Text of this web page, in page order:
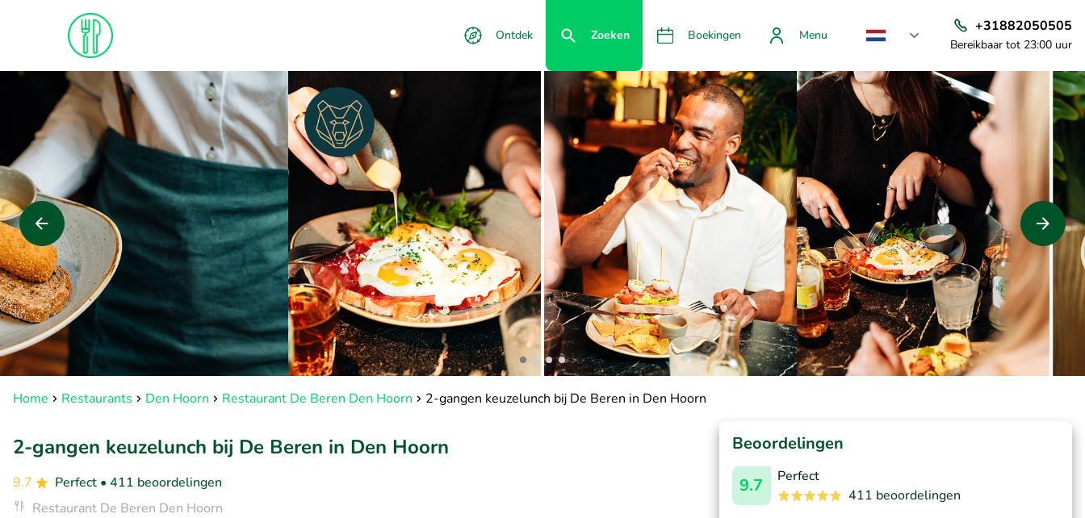
Ontdek Zoeken Boekingen Menu
+31882050505
Bereikbaar tot 23:00 uur
Home Restaurants Den Hoorn Restaurant De Beren Den Hoorn 2-gangen keuzelunch bij De Beren in Den Hoorn
2-gangen keuzelunch bij De Beren in Den Hoorn
9.7 Perfect • 411 beoordelingen
Restaurant De Beren Den Hoorn
Beoordelingen
9.7
Perfect
411 beoordelingen